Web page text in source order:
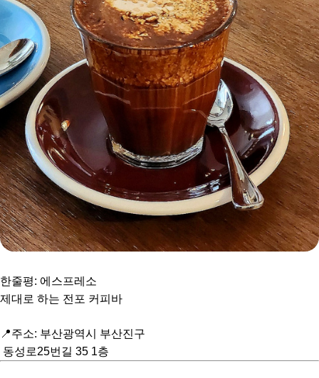
한줄평: 에스프레소
제대로 하는 전포 커피바
📍주소: 부산광역시 부산진구
동성로25번길 35 1층